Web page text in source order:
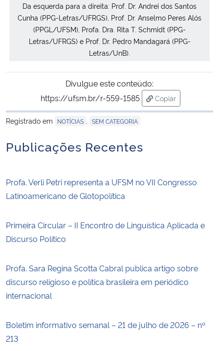
Da esquerda para a direita: Prof. Dr. Andrei dos Santos
Cunha (PPG-Letras/UFRGS), Prof. Dr. Anselmo Peres Alós
(PPGL/UFSM), Profa. Dra. Rita T. Schmidt (PPG-
Letras/UFRGS) e Prof. Dr. Pedro Mandagará (PPG-
Letras/UnB).
Divulgue este conteúdo:
https://ufsm.br/r-559-1585
Copiar
para área de
Registrado em
NOTÍCIAS SEM CATEGORIA
Publicações Recentes
Profa. Verli Petri representa a UFSM no VII Congresso
Latinoamericano de Glotopolítica
Primeira Circular – II Encontro de Linguística Aplicada e
Discurso Político
Profa. Sara Regina Scotta Cabral publica artigo sobre
discurso religioso e política brasileira em periódico
internacional
Boletim informativo semanal – 21 de julho de 2026 – nº
213